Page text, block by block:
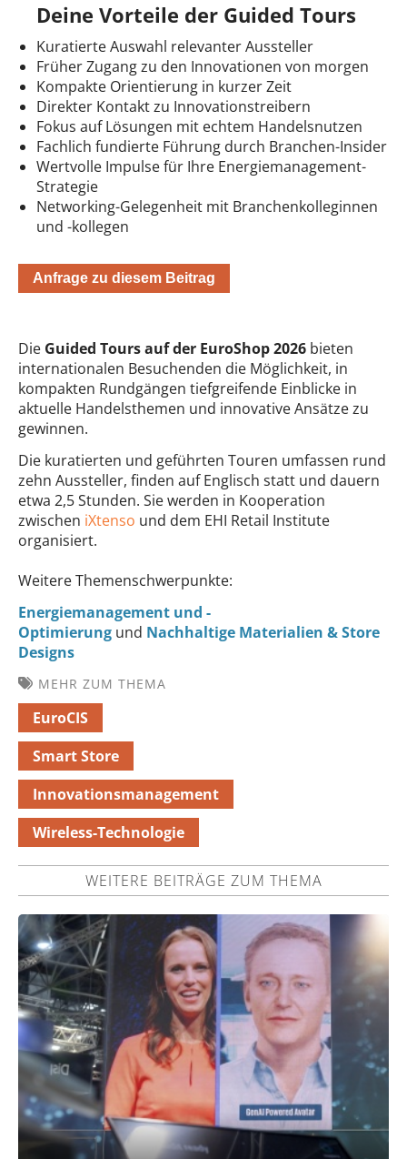
Deine Vorteile der Guided Tours
Kuratierte Auswahl relevanter Aussteller
Früher Zugang zu den Innovationen von morgen
Kompakte Orientierung in kurzer Zeit
Direkter Kontakt zu Innovationstreibern
Fokus auf Lösungen mit echtem Handelsnutzen
Fachlich fundierte Führung durch Branchen-Insider
Wertvolle Impulse für Ihre Energiemanagement-
Strategie
Networking-Gelegenheit mit Branchenkolleginnen
und -kollegen
Anfrage zu diesem Beitrag
Die Guided Tours auf der EuroShop 2026 bieten
internationalen Besuchenden die Möglichkeit, in
kompakten Rundgängen tiefgreifende Einblicke in
aktuelle Handelsthemen und innovative Ansätze zu
gewinnen.
Die kuratierten und geführten Touren umfassen rund
zehn Aussteller, finden auf Englisch statt und dauern
etwa 2,5 Stunden. Sie werden in Kooperation
zwischen iXtenso und dem EHI Retail Institute
organisiert.
Weitere Themenschwerpunkte:
Energiemanagement und -
Optimierung und Nachhaltige Materialien & Store
Designs
MEHR ZUM THEMA
EuroCIS
Smart Store
Innovationsmanagement
Wireless-Technologie
WEITERE BEITRÄGE ZUM THEMA